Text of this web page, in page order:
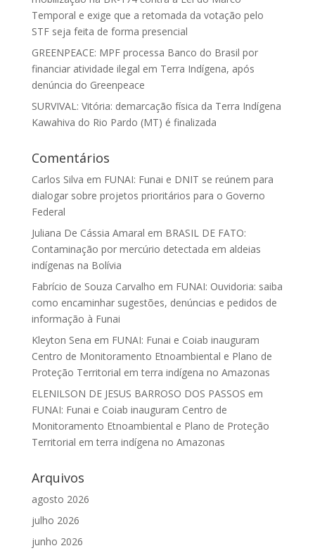
Temporal e exige que a retomada da votação pelo
STF seja feita de forma presencial
GREENPEACE: MPF processa Banco do Brasil por
financiar atividade ilegal em Terra Indígena, após
denúncia do Greenpeace
SURVIVAL: Vitória: demarcação física da Terra Indígena
Kawahiva do Rio Pardo (MT) é finalizada
Comentários
Carlos Silva em FUNAI: Funai e DNIT se reúnem para
dialogar sobre projetos prioritários para o Governo
Federal
Juliana De Cássia Amaral em BRASIL DE FATO:
Contaminação por mercúrio detectada em aldeias
indígenas na Bolívia
Fabrício de Souza Carvalho em FUNAI: Ouvidoria: saiba
como encaminhar sugestões, denúncias e pedidos de
informação à Funai
Kleyton Sena em FUNAI: Funai e Coiab inauguram
Centro de Monitoramento Etnoambiental e Plano de
Proteção Territorial em terra indígena no Amazonas
ELENILSON DE JESUS BARROSO DOS PASSOS em
FUNAI: Funai e Coiab inauguram Centro de
Monitoramento Etnoambiental e Plano de Proteção
Territorial em terra indígena no Amazonas
Arquivos
agosto 2026
julho 2026
junho 2026